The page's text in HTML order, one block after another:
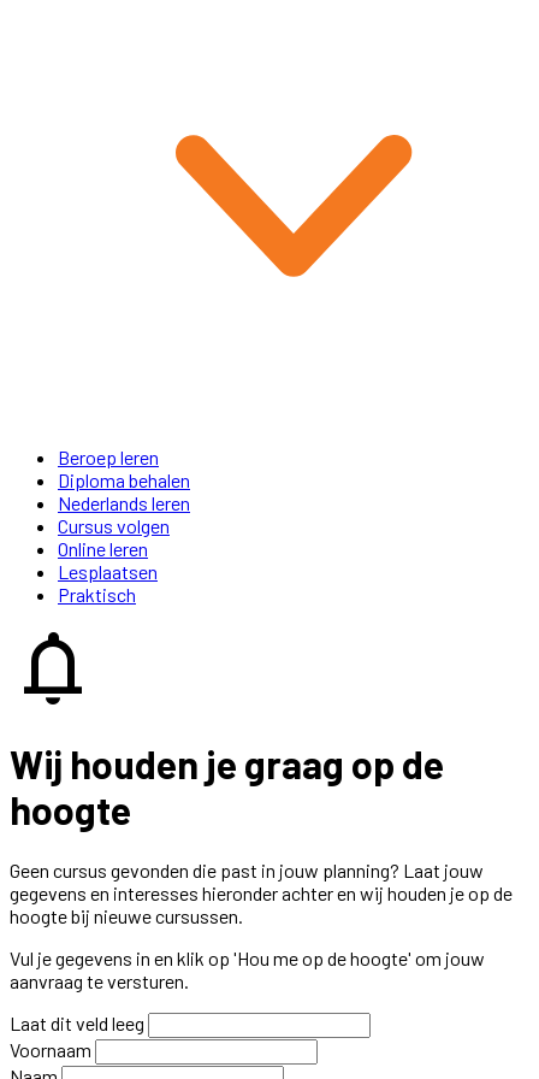
Beroep leren
Diploma behalen
Nederlands leren
Cursus volgen
Online leren
Lesplaatsen
Praktisch
notifications
Wij houden je graag op de
hoogte
Geen cursus gevonden die past in jouw planning? Laat jouw
gegevens en interesses hieronder achter en wij houden je op de
hoogte bij nieuwe cursussen.
Vul je gegevens in en klik op 'Hou me op de hoogte' om jouw
aanvraag te versturen.
Laat dit veld leeg
Voornaam